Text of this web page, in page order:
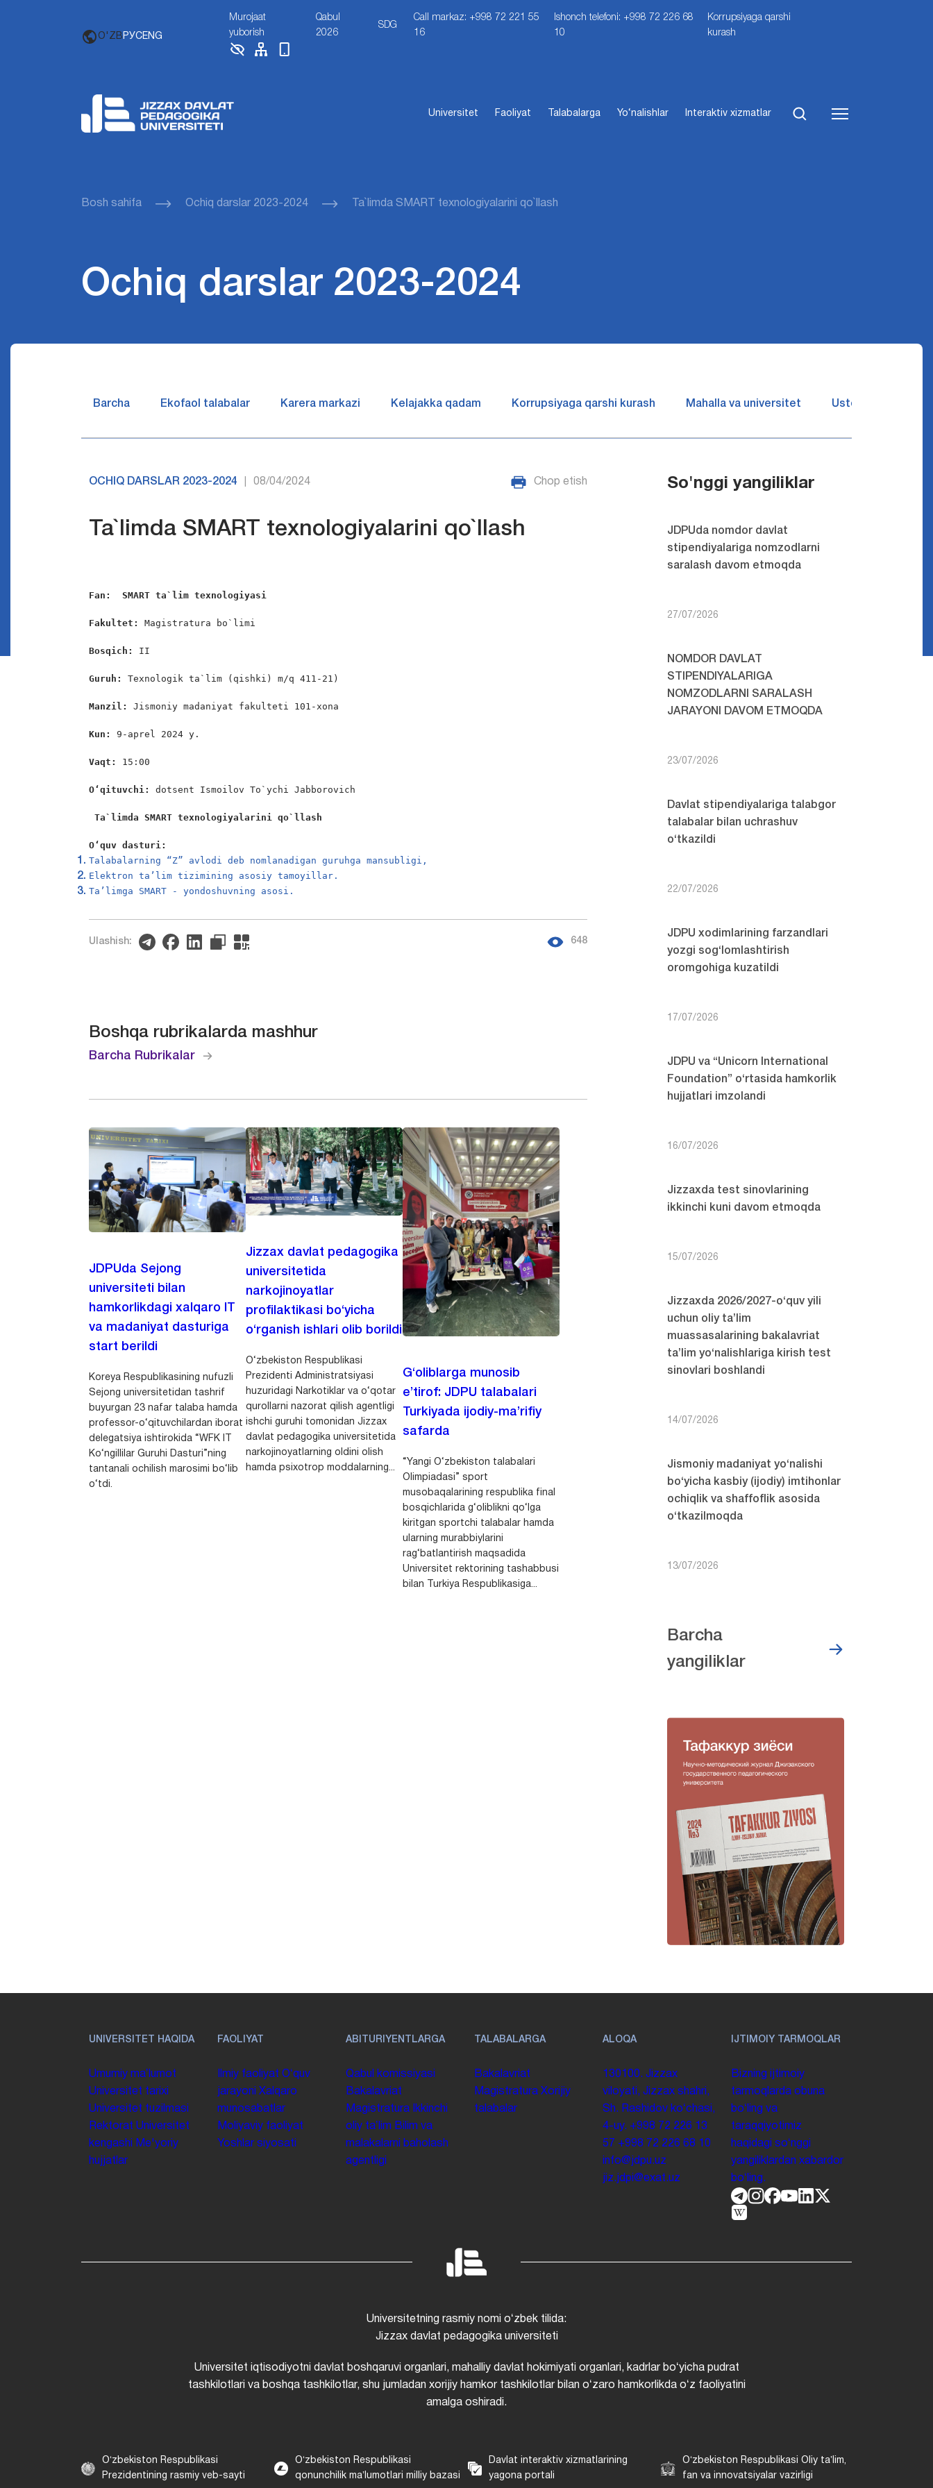
O'ZB РУСENG
Murojaat
yuborish
Qabul
2026
SDG
Call markaz: +998 72 221 55
16
Ishonch telefoni: +998 72 226 68
10
Korrupsiyaga qarshi
kurash
Universitet Faoliyat Talabalarga Yo‘nalishlar Interaktiv xizmatlar
Bosh sahifa Ochiq darslar 2023-2024 Ta`limda SMART texnologiyalarini qo`llash
Ochiq darslar 2023-2024
Barcha Ekofaol talabalar Karera markazi Kelajakka qadam Korrupsiyaga qarshi kurash Mahalla va universitet Ustozlar suhbatin
OCHIQ DARSLAR 2023-2024 08/04/2024 Chop etish
Ta`limda SMART texnologiyalarini qo`llash
Fan: SMART ta`lim texnologiyasi
Fakultet: Magistratura bo`limi
Bosqich: II
Guruh: Texnologik ta`lim (qishki) m/q 411-21)
Manzil: Jismoniy madaniyat fakulteti 101-xona
Kun: 9-aprel 2024 y.
Vaqt: 15:00
O‘qituvchi: dotsent Ismoilov To`ychi Jabborovich
Ta`limda SMART texnologiyalarini qo`llash
O‘quv dasturi:
Talabalarning “Z” avlodi deb nomlanadigan guruhga mansubligi,
Elektron ta’lim tizimining asosiy tamoyillar.
Ta’limga SMART - yondoshuvning asosi.
Ulashish: 648
Boshqa rubrikalarda mashhur
Barcha Rubrikalar
JDPUda Sejong
universiteti bilan
hamkorlikdagi xalqaro IT
va madaniyat dasturiga
start berildi
Koreya Respublikasining nufuzli
Sejong universitetidan tashrif
buyurgan 23 nafar talaba hamda
professor-o‘qituvchilardan iborat
delegatsiya ishtirokida “WFK IT
Ko‘ngillilar Guruhi Dasturi”ning
tantanali ochilish marosimi bo‘lib
o‘tdi.
Jizzax davlat pedagogika
universitetida
narkojinoyatlar
profilaktikasi bo‘yicha
o‘rganish ishlari olib borildi
O‘zbekiston Respublikasi
Prezidenti Administratsiyasi
huzuridagi Narkotiklar va o‘qotar
qurollarni nazorat qilish agentligi
ishchi guruhi tomonidan Jizzax
davlat pedagogika universitetida
narkojinoyatlarning oldini olish
hamda psixotrop moddalarning...
G‘oliblarga munosib
e’tirof: JDPU talabalari
Turkiyada ijodiy-ma’rifiy
safarda
“Yangi O‘zbekiston talabalari
Olimpiadasi” sport
musobaqalarining respublika final
bosqichlarida g‘oliblikni qo‘lga
kiritgan sportchi talabalar hamda
ularning murabbiylarini
rag‘batlantirish maqsadida
Universitet rektorining tashabbusi
bilan Turkiya Respublikasiga...
So'nggi yangiliklar
JDPUda nomdor davlat
stipendiyalariga nomzodlarni
saralash davom etmoqda
27/07/2026
NOMDOR DAVLAT
STIPENDIYALARIGA
NOMZODLARNI SARALASH
JARAYONI DAVOM ETMOQDA
23/07/2026
Davlat stipendiyalariga talabgor
talabalar bilan uchrashuv
o‘tkazildi
22/07/2026
JDPU xodimlarining farzandlari
yozgi sog‘lomlashtirish
oromgohiga kuzatildi
17/07/2026
JDPU va “Unicorn International
Foundation” o‘rtasida hamkorlik
hujjatlari imzolandi
16/07/2026
Jizzaxda test sinovlarining
ikkinchi kuni davom etmoqda
15/07/2026
Jizzaxda 2026/2027-o‘quv yili
uchun oliy ta’lim
muassasalarining bakalavriat
ta’lim yo‘nalishlariga kirish test
sinovlari boshlandi
14/07/2026
Jismoniy madaniyat yo‘nalishi
bo‘yicha kasbiy (ijodiy) imtihonlar
ochiqlik va shaffoflik asosida
o‘tkazilmoqda
13/07/2026
Barcha
yangiliklar
UNIVERSITET HAQIDA
Umumiy maʼlumot
Universitet tarixi
Universitet tuzilmasi
Rektorat Universitet
kengashi
Me'yoriy
hujjatlar
FAOLIYAT
Ilmiy faoliyat Oʻquv
jarayoni Xalqaro
munosabatlar
Moliyaviy faoliyat
Yoshlar siyosati
ABITURIYENTLARGA
Qabul komissiyasi
Bakalavriat
Magistratura
Ikkinchi
oliy taʼlim Bilim va
malakalarni baholash
agentligi
TALABALARGA
Bakalavriat
Magistratura Xorijiy
talabalar
ALOQA
130100. Jizzax
viloyati, Jizzax shahri,
Sh. Rashidov koʻchasi,
4-uy. +998 72 226 13
57 +998 72 226 68 10
info@jdpu.uz
jiz.jdpi@exat.uz
IJTIMOIY TARMOQLAR
Bizning ijtimoiy
tarmoqlarda obuna
boʻling va
taraqqiyotimiz
haqidagi soʻnggi
yangiliklardan xabardor
boʻling.
Universitetning rasmiy nomi oʻzbek tilida:
Jizzax davlat pedagogika universiteti
Universitet iqtisodiyotni davlat boshqaruvi organlari, mahalliy davlat hokimiyati organlari, kadrlar boʻyicha pudrat
tashkilotlari va boshqa tashkilotlar, shu jumladan xorijiy hamkor tashkilotlar bilan oʻzaro hamkorlikda oʻz faoliyatini
amalga oshiradi.
Oʻzbekiston Respublikasi
Prezidentining rasmiy veb-sayti
Oʻzbekiston Respublikasi
qonunchilik maʼlumotlari milliy bazasi
Davlat interaktiv xizmatlarining
yagona portali
Oʻzbekiston Respublikasi Oliy taʼlim,
fan va innovatsiyalar vazirligi